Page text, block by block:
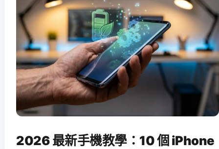
2026 最新手機教學：10 個 iPhone